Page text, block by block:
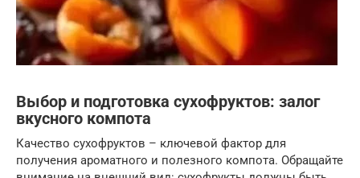
Выбор и подготовка сухофруктов: залог
вкусного компота
Качество сухофруктов – ключевой фактор для
получения ароматного и полезного компота. Обращайте